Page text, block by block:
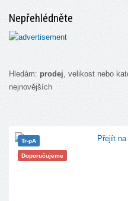
Nepřehlédněte
Hledám: prodej , velikost nebo
nejnovějších
Tr-pA
Doporučujeme